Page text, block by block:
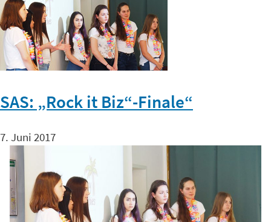
SAS: „Rock it Biz“-Finale“
7. Juni 2017